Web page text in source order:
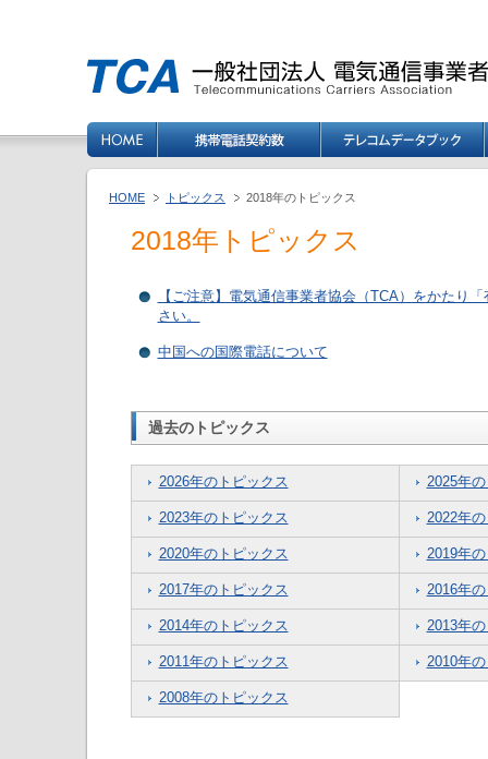
HOME トピックス 2018年のトピックス
2018年トピックス
【ご注意】電気通信事業者協会（TCA）をかたり
さい。
中国への国際電話について
過去のトピックス
2026年のトピックス 2025年
2023年のトピックス 2022年
2020年のトピックス 2019年
2017年のトピックス 2016年
2014年のトピックス 2013年
2011年のトピックス 2010年
2008年のトピックス